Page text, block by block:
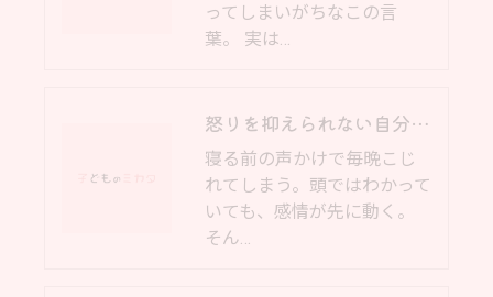
ってしまいがちなこの言
葉。 実は…
怒りを抑えられない自分が嫌になる前に──子育てのイライラを和らげる“理性と本能”の整え方
寝る前の声かけで毎晩こじ
れてしまう。頭ではわかって
いても、感情が先に動く。
そん…